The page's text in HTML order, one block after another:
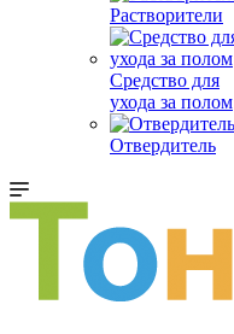
Растворители
Средство для
ухода за полом
Отвердитель